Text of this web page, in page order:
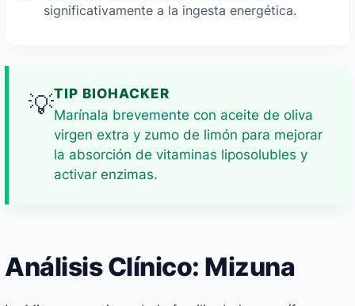
significativamente a la ingesta energética.
💡TIP BIOHACKER
Marínala brevemente con aceite de oliva
virgen extra y zumo de limón para mejorar
la absorción de vitaminas liposolubles y
activar enzimas.
Análisis Clínico: Mizuna